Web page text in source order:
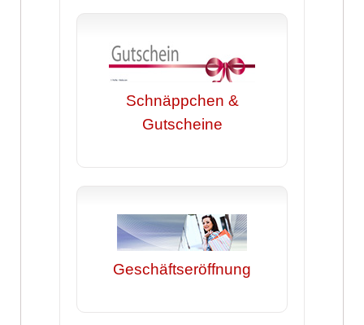
Schnäppchen &
Gutscheine
Geschäftseröffnung